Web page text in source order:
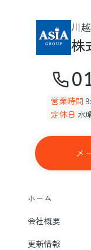
川
株
営業時間
定休日 水
メ
ホーム
会社概要
更新情報